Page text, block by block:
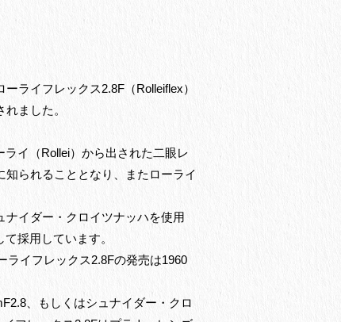
ライフレックス2.8F（Rolleiflex）
ました。
イ（Rollei）から出された二眼レ
られることとなり、またローライ
イダー・クロイツナッハを使用
採用しています。
ライフレックス2.8Fの発売は1960
、もしくはシュナイダー・クロ